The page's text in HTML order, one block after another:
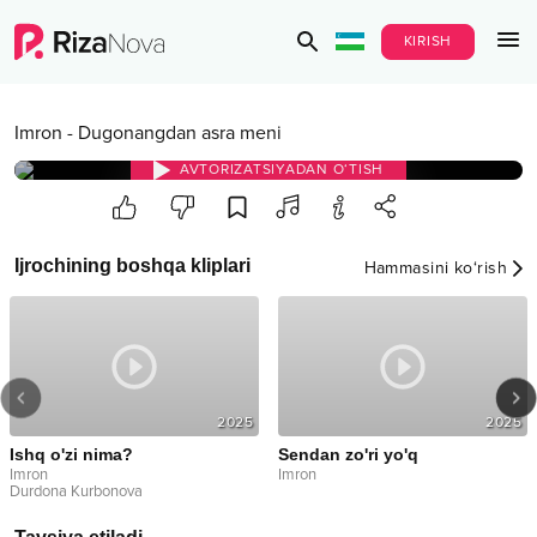
KIRISH
Imron - Dugonangdan asra meni
AVTORIZATSIYADAN O‘TISH
Ijrochining boshqa kliplari Hammasini ko‘rish
2025
Ishq o'zi nima?
Imron
Durdona Kurbonova
2025
Sendan zo'ri yo'q
Imron